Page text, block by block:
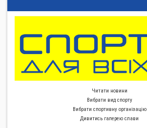
Читати новини
Вибрати вид спорту
Вибрати спортивну органiзацiю
Дивитись галерею слави